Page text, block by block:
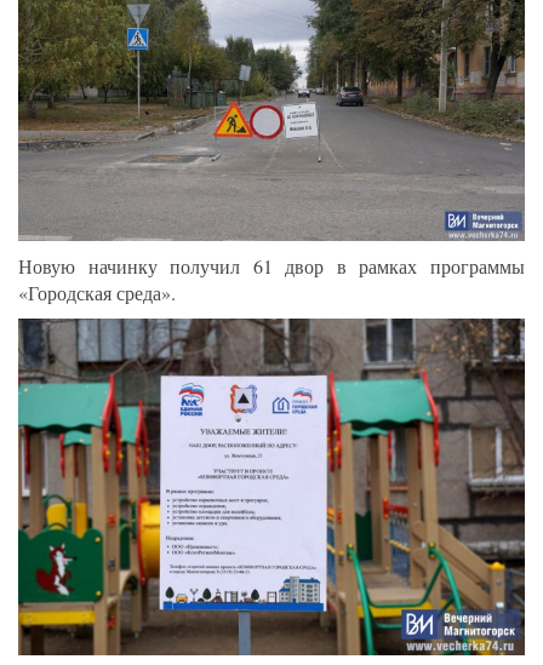
Новую начинку получил 61 двор в рамках программы
«Городская среда».